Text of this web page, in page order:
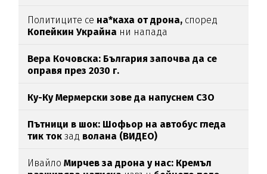
Политиците се на*каха от дрона, според
Копейкин Украйна ни напада
Вера Кочовска: България започва да се
оправя през 2030 г.
Ку-Ку Мермерски зове да напуснем СЗО
Пътници в шок: Шофьор на автобус гледа
тик ток зад волана (ВИДЕО)
ИвайлоМирчев за дрона у нас: Кремъл